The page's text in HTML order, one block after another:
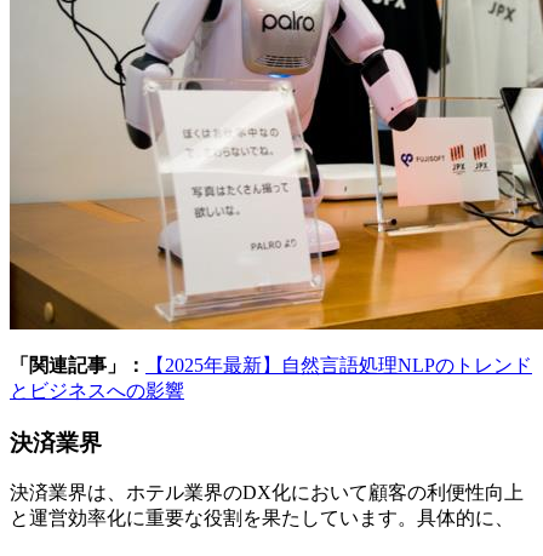
「関連記事」：
【2025年最新】自然言語処理NLPのトレンド
とビジネスへの影響
決済業界
決済業界は、ホテル業界のDX化において顧客の利便性向上
と運営効率化に重要な役割を果たしています。具体的に、